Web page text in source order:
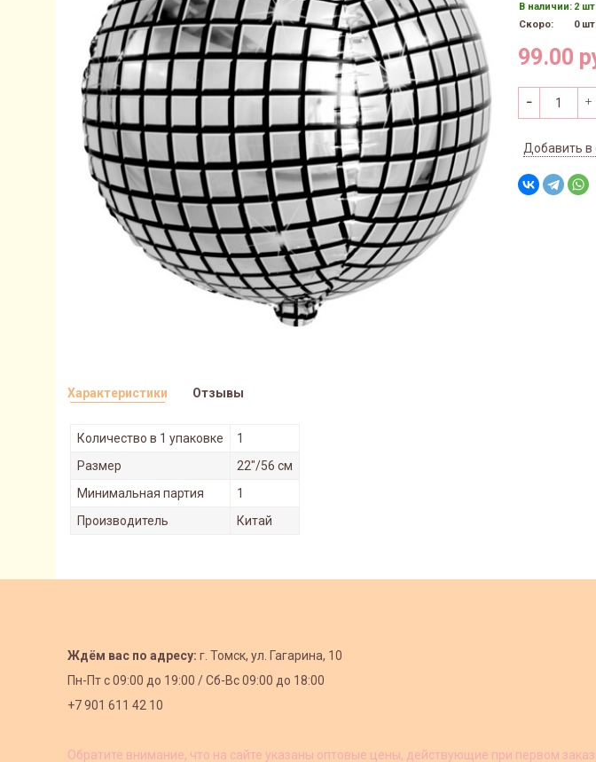
В наличии: 2 шт
Скоро:
0 шт
99.00
Добавить в
Характеристики
Количество в 1 упаковке
1
Размер
22"/56 см
Минимальная партия
1
Производитель
Китай
Отзывы
Ждём вас по адресу: г. Томск, ул. Гагарина, 10
Пн-Пт с09:00 до 19:00 /Сб-Вс 09:00 до 18:00
+7 901 611 42 10
Обратите внимание, что на сайте указаны оптовые цены, действующие при первом